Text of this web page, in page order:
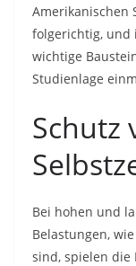
Amerikanischen
folgerichtig, und
wichtige
Studienlage
Schutz
Bei hohen und
Belastungen,
sind, spielen die